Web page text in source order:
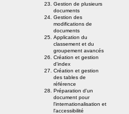
Gestion de plusieurs
documents
Gestion des
modifications de
documents
Application du
classement et du
groupement avancés
Création et gestion
d'index
Création et gestion
des tables de
référence
Préparation d'un
document pour
l'internationalisation et
l'accessibilité